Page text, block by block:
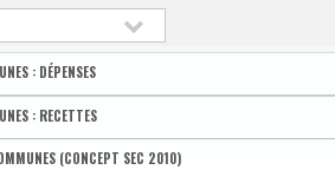
: DÉPENSES
: dépenses globales
: RECETTES
(CONCEPT SEC 2010)